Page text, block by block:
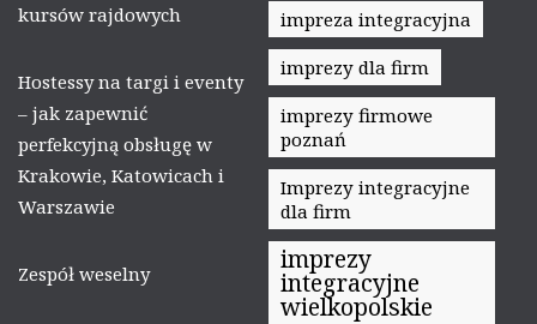
kursów rajdowych
Hostessy na targi i eventy
– jak zapewnić
perfekcyjną obsługę w
Krakowie, Katowicach i
Warszawie
Zespół weselny
impreza integracyjna
imprezy dla firm
imprezy firmowe
poznań
Imprezy integracyjne
dla firm
imprezy
integracyjne
wielkopolskie